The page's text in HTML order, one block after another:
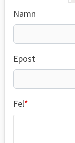
Namn
Epost
Fel